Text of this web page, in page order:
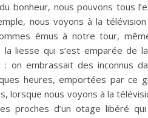
bonheur, nous pouvons tous
nous voyons à la
émus à notre tour,
la liesse qui s’est emparée
on embrassait des inconnus
heures, emportées par ce
lorsque nous voyons à la
proches d’un otage libéré